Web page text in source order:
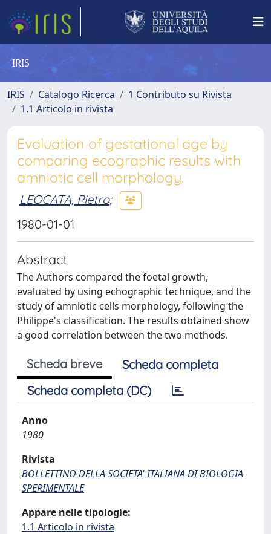
IRIS
IRIS Catalogo Ricerca
1 Contributo su Rivista
1.1 Articolo in rivista
Evaluation of gestational age by
comparing ecographic results with
amniotic cell morphology.
LEOCATA, Pietro;
1980-01-01
Abstract
The Authors compared the foetal growth,
evaluated by using echographic technique, and the
study of amniotic cells morphology, following the
Philippe's classification. The results obtained show
a good correlation between the two methods.
Scheda breve
Scheda completa
Scheda completa (DC)
Anno
1980
Rivista
BOLLETTINO DELLA SOCIETA' ITALIANA DI BIOLOGIA
SPERIMENTALE
Appare nelle tipologie:
1.1 Articolo in rivista